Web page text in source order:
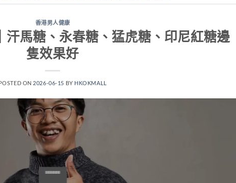
香港男人健康
汗馬糖、永春糖、猛虎糖、印尼紅糖邊
隻效果好
ON 2026-06-15 BY HKOKMALL